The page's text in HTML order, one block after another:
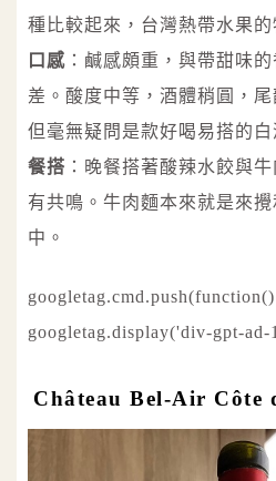
種比較起來，台灣熱帶水果的
口感 ：鹹感頗重，與帶甜味
差。酸度中等，酒體稍圓，
但毫無疑問是款好喝易搭的白
餐搭 ：晚餐搭著酸辣水餃與
有共鳴。牛肉麵本來就是來
中。
googletag.display('div-gpt-
Château Bel-Air Côte